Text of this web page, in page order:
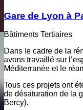
Gare de Lyon à
Bâtiments Tertiaires
Dans le cadre de la
avons travaillé sur
Méditerranée et le
Tous ces projets ont
de désaturation de la
Bercy).